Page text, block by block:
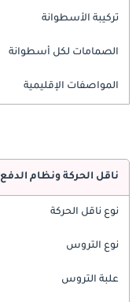
تركيبة الأسطوانة
الصمامات لكل أسطوانة
المواصفات الإقليمية
ناقل الحركة ونظام الدفع
نوع ناقل الحركة
نوع التروس
علبة التروس